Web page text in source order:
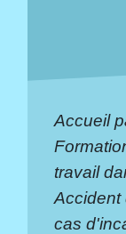
Accueil
travail
Accident
cas